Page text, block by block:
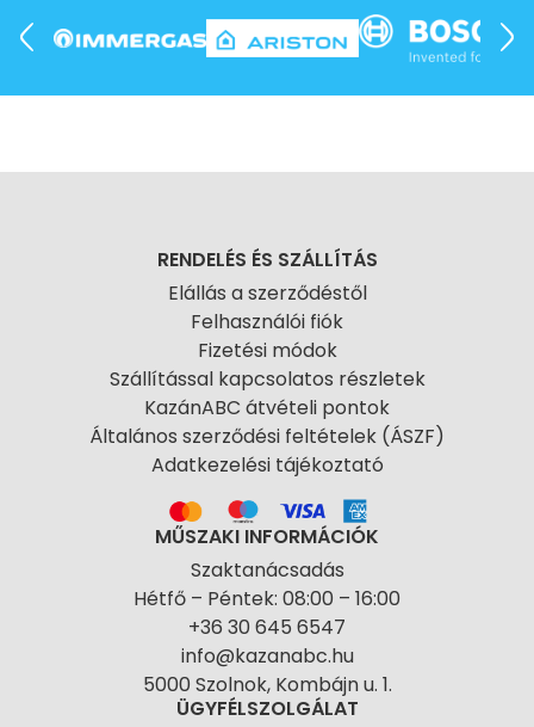
RENDELÉS ÉS SZÁLLÍTÁS
Elállás a szerződéstől
Felhasználói fiók
Fizetési módok
Szállítással kapcsolatos részletek
KazánABC átvételi pontok
Általános szerződési feltételek (ÁSZF)
Adatkezelési tájékoztató
MŰSZAKI INFORMÁCIÓK
Szaktanácsadás
Hétfő – Péntek: 08:00 – 16:00
+36 30 645 6547
info@kazanabc.hu
5000 Szolnok, Kombájn u. 1.
ÜGYFÉLSZOLGÁLAT